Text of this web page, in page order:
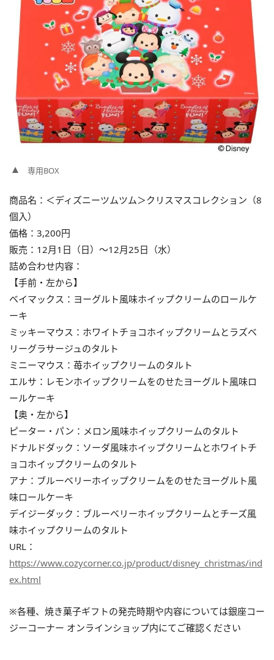
専用BOX
商品名：＜ディズニーツムツム＞クリスマスコレクション（8
個入）
価格：3,200円
販売：12月1日（日）〜12月25日（水）
詰め合わせ内容：
【手前・左から】
ベイマックス：ヨーグルト風味ホイップクリームのロールケ
ーキ
ミッキーマウス：ホワイトチョコホイップクリームとラズベ
リーグラサージュのタルト
ミニーマウス：苺ホイップクリームのタルト
エルサ：レモンホイップクリームをのせたヨーグルト風味ロ
ールケーキ
【奥・左から】
ピーター・パン：メロン風味ホイップクリームのタルト
ドナルドダック：ソーダ風味ホイップクリームとホワイトチ
ョコホイップクリームのタルト
アナ：ブルーベリーホイップクリームをのせたヨーグルト風
味ロールケーキ
デイジーダック：ブルーベリーホイップクリームとチーズ風
味ホイップクリームのタルト
URL：
https://www.cozycorner.co.jp/product/disney_christmas/ind
ex.html
※各種、焼き菓子ギフトの発売時期や内容については銀座コー
ジーコーナー オンラインショップ内にてご確認ください